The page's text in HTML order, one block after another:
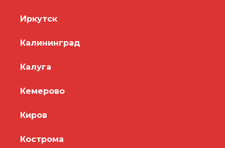
Иркутск
Калининград
Калуга
Кемерово
Киров
Кострома